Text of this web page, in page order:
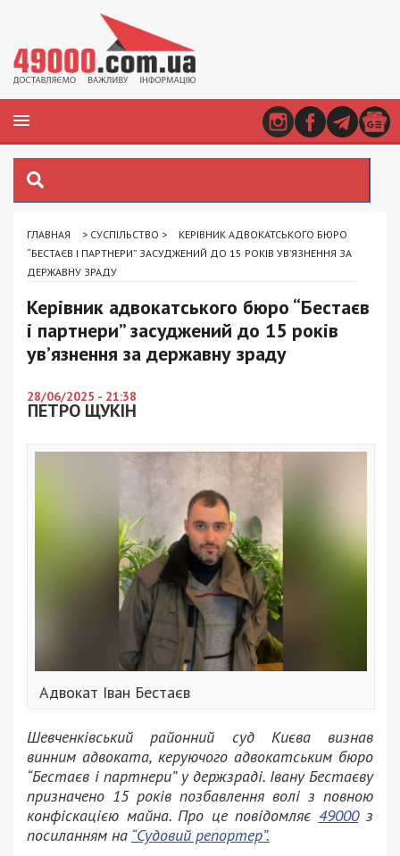
ГЛАВНАЯ > СУСПІЛЬСТВО >
КЕРІВНИК АДВОКАТСЬКОГО БЮРО
“БЕСТАЄВ І ПАРТНЕРИ” ЗАСУДЖЕНИЙ ДО 15 РОКІВ УВ’ЯЗНЕННЯ ЗА
ДЕРЖАВНУ ЗРАДУ
Керівник адвокатського бюро “Бестаєв
і партнери” засуджений до 15 років
ув’язнення за державну зраду
28/06/2025 - 21:38
ПЕТРО ЩУКІН
Адвокат Іван Бестаєв
Шевченківський районний суд Києва визнав
винним адвоката, керуючого адвокатським бюро
“Бестаєв і партнери” у держзраді. Івану Бестаєву
призначено 15 років позбавлення волі з повною
конфіскацією майна. Про це повідомляє 49000з
посиланням на “Судовий репортер”.